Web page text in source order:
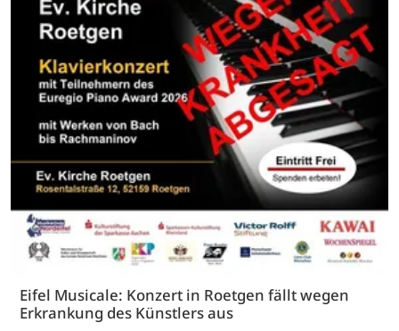
Eifel Musicale: Konzert in Roetgen fällt wegen
Erkrankung des Künstlers aus